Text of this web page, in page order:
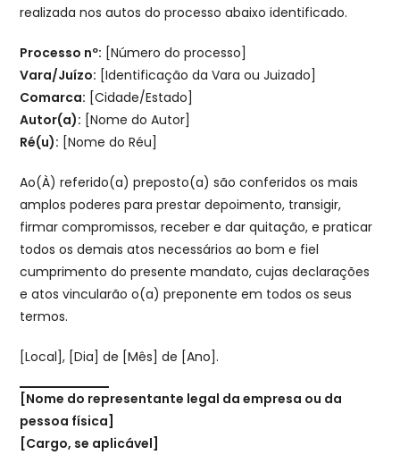
realizada nos autos do processo abaixo identificado.
Processo nº: [Número do processo]
Vara/Juízo: [Identificação da Vara ou Juizado]
Comarca: [Cidade/Estado]
Autor(a): [Nome do Autor]
Ré(u): [Nome do Réu]
Ao(À) referido(a) preposto(a) são conferidos os mais
amplos poderes para prestar depoimento, transigir,
firmar compromissos, receber e dar quitação, e praticar
todos os demais atos necessários ao bom e fiel
cumprimento do presente mandato, cujas declarações
e atos vincularão o(a) preponente em todos os seus
termos.
[Local], [Dia] de [Mês] de [Ano].
[Nome do representante legal da empresa ou da
pessoa física]
[Cargo, se aplicável]